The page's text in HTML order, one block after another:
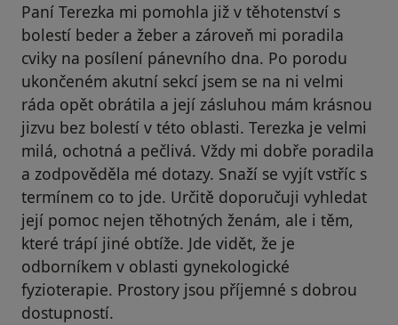
Paní Terezka mi pomohla již v těhotenství s
bolestí beder a žeber a zároveň mi poradila
cviky na posílení pánevního dna. Po porodu
ukončeném akutní sekcí jsem se na ni velmi
ráda opět obrátila a její zásluhou mám krásnou
jizvu bez bolestí v této oblasti. Terezka je velmi
milá, ochotná a pečlivá. Vždy mi dobře poradila
a zodpověděla mé dotazy. Snaží se vyjít vstříc s
termínem co to jde. Určitě doporučuji vyhledat
její pomoc nejen těhotných ženám, ale i těm,
které trápí jiné obtíže. Jde vidět, že je
odborníkem v oblasti gynekologické
fyzioterapie. Prostory jsou příjemné s dobrou
dostupností.